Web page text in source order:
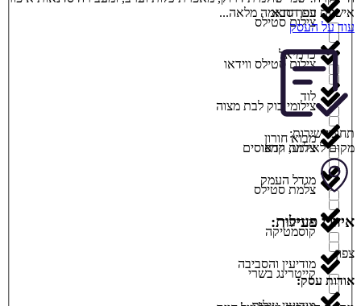
צילום סטילס
צילום סטילס ווידאו
צילומי בוק לבת מצוה
צלמת וידאו
צלמת סטילס
קוסמטיקה
קייטרינג בשרי
כפר סבא
כרמיאל
לוד
מבוא חורון
מגדל העמק
מודיעין
מודיעין והסביבה
אישיות עם התאמה מלאה...
עוד על העסק
תחומי שירות:
מקום לאירוע, קמפוסים
איזורי פעילות:
צפון
אודות עסק: